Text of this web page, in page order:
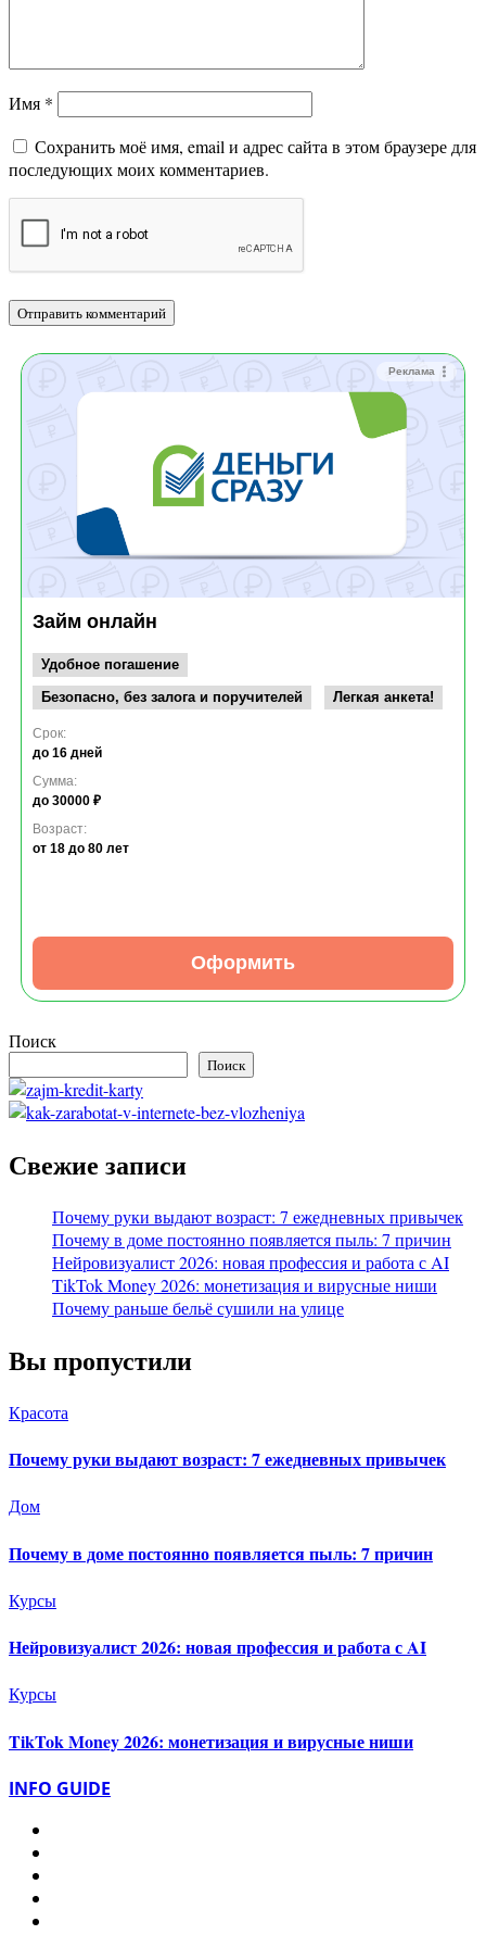
Имя *
Сохранить моё имя, email и адрес сайта в этом браузере для
последующих моих комментариев.
Реклама
Займ онлайн
Удобное погашение
Безопасно, без залога и поручителей
Легкая анкета!
Срок:
до 16 дней
Сумма:
до 30000 ₽
Возраст:
от 18 до 80 лет
Оформить
Поиск
Поиск
Свежие записи
Почему руки выдают возраст: 7 ежедневных привычек
Почему в доме постоянно появляется пыль: 7 причин
Нейровизуалист 2026: новая профессия и работа с AI
TikTok Money 2026: монетизация и вирусные ниши
Почему раньше бельё сушили на улице
Вы пропустили
Красота
Почему руки выдают возраст: 7 ежедневных привычек
Дом
Почему в доме постоянно появляется пыль: 7 причин
Курсы
Нейровизуалист 2026: новая профессия и работа с AI
Курсы
TikTok Money 2026: монетизация и вирусные ниши
INFO GUIDE